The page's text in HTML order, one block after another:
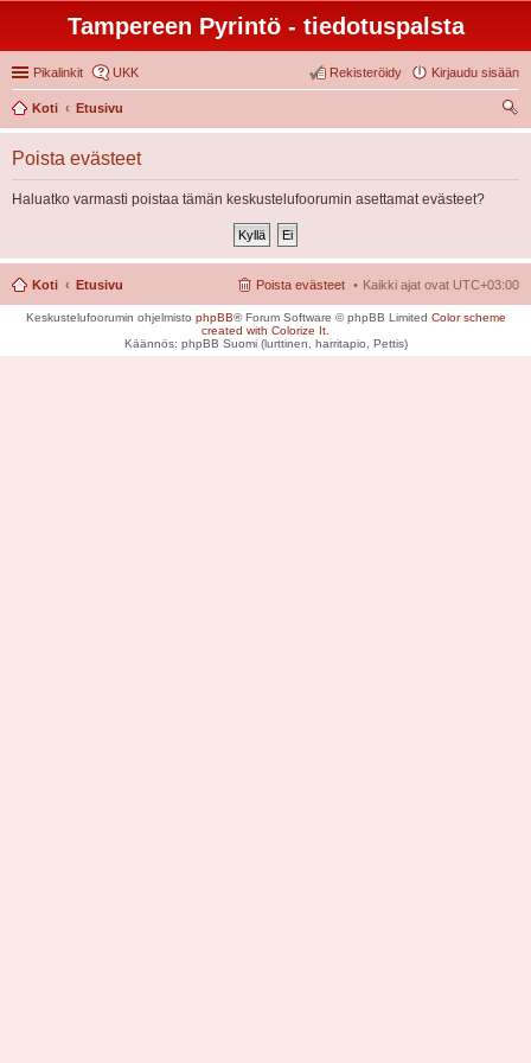
Tampereen Pyrintö - tiedotuspalsta
Pikalinkit UKK Kirjaudu sisään
Rekisteröidy
Koti
Etusivu
tsi
Poista evästeet
Haluatko varmasti poistaa tämän keskustelufoorumin asettamat evästeet?
Koti Etusivu Kaikki ajat ovat UTC+03:00
Poista evästeet
Keskustelufoorumin ohjelmisto phpBB® Forum Software © phpBB Limited Color scheme
created with Colorize It
Käännös: phpBB Suomi (lurttinen, harritapio, Pettis)